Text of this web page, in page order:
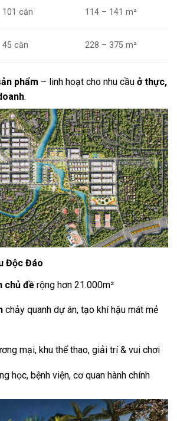
101 căn 114 – 141 m²
45 căn 228 – 375 m²
phẩm – linh hoạt cho nhu cầu ở thực,
.
Độc Đáo
chủ đềrộng hơn 21.000m²
chảy quanh dự án, tạo khí hậu mát mẻ
mại, khu thể thao, giải trí & vui chơi
học, bệnh viện, cơ quan hành chính